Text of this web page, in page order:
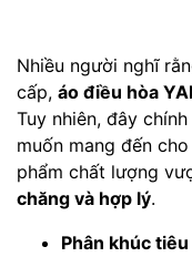
Nhiều người nghĩ
cấp, áo điều hòa
Tuy nhiên, đây
muốn mang đến
phẩm chất lượng
chăng và hợp lý.
Phân khúc